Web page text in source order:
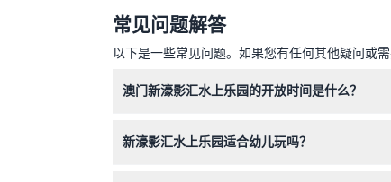
常见问题解答
以下是一些常见问题。如果您有任何其他疑问或
澳门新濠影汇水上乐园的开放时间是什么？
新濠影汇水上乐园适合幼儿玩吗？